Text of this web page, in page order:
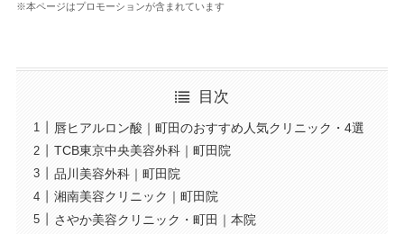
※本ページはプロモーションが含まれています
目次
唇ヒアルロン酸｜町田のおすすめ人気クリニック・4選
TCB東京中央美容外科｜町田院
品川美容外科｜町田院
湘南美容クリニック｜町田院
さやか美容クリニック・町田｜本院